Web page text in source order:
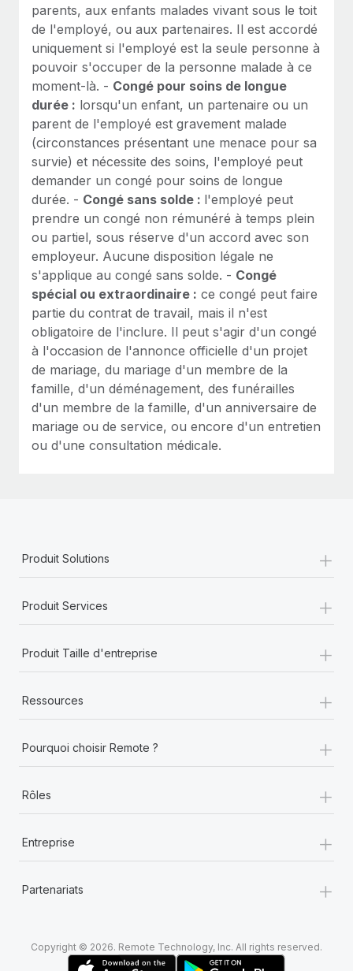
parents, aux enfants malades vivant sous le toit
de l'employé, ou aux partenaires. Il est accordé
uniquement si l'employé est la seule personne à
pouvoir s'occuper de la personne malade à ce
moment-là. - Congé pour soins de longue
durée : lorsqu'un enfant, un partenaire ou un
parent de l'employé est gravement malade
(circonstances présentant une menace pour sa
survie) et nécessite des soins, l'employé peut
demander un congé pour soins de longue
durée. - Congé sans solde : l'employé peut
prendre un congé non rémunéré à temps plein
ou partiel, sous réserve d'un accord avec son
employeur. Aucune disposition légale ne
s'applique au congé sans solde. - Congé
spécial ou extraordinaire : ce congé peut faire
partie du contrat de travail, mais il n'est
obligatoire de l'inclure. Il peut s'agir d'un congé
à l'occasion de l'annonce officielle d'un projet
de mariage, du mariage d'un membre de la
famille, d'un déménagement, des funérailles
d'un membre de la famille, d'un anniversaire de
mariage ou de service, ou encore d'un entretien
ou d'une consultation médicale.
Produit Solutions +
Produit Services +
Produit Taille d'entreprise +
Ressources +
Pourquoi choisir Remote ? +
Rôles +
Entreprise +
Partenariats +
Copyright © 2026. Remote Technology, Inc. All rights reserved.